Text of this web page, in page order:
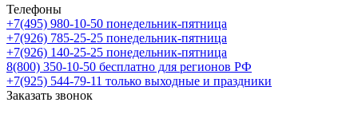
Телефоны
+7(495) 980-10-50 понедельник-пятница
+7(926) 785-25-25 понедельник-пятница
+7(926) 140-25-25 понедельник-пятница
8(800) 350-10-50 бесплатно для регионов РФ
+7(925) 544-79-11 только выходные и праздники
Заказать звонок